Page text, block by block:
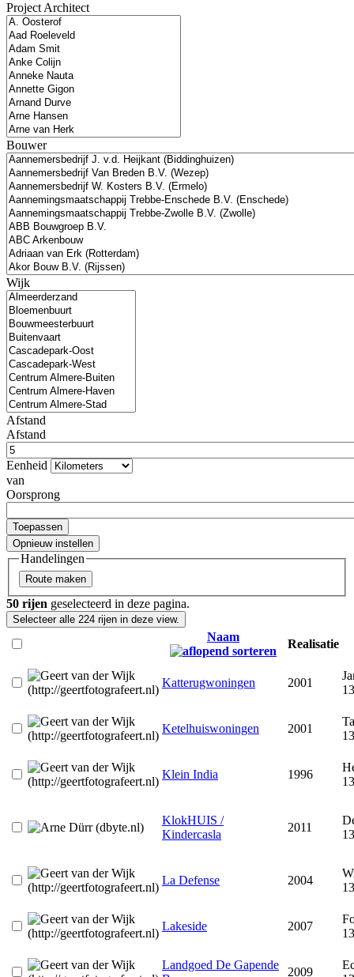
Project Architect
Bouwer
Wijk
Afstand
Afstand
Eenheid
van
Oorsprong
Handelingen
50 rijen geselecteerd in deze pagina.
Naam
Realisatie
Katterugwoningen 2001
Ketelhuiswoningen 2001
Klein India 1996
KlokHUIS /
Kindercasla
2011
La Defense 2004
Lakeside 2007
Landgoed De Gapende
2009